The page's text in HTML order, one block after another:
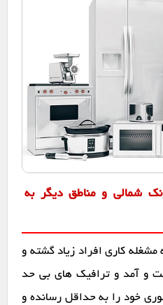
شمالی و مناطق دیگر به
مشغله کاری افراد زیاد گشته و
و آمد و ترافیک های بی حد
خود را به حداقل رسانده و